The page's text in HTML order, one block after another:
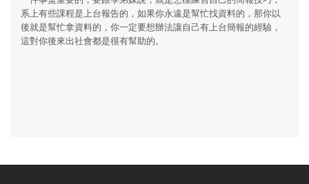
系上有些課程是上台報告的，如果你永遠是幫忙找資料的，那你以
後就是幫忙拿資料的，你一定要想辦法讓自己有上台簡報的經驗，
這對你後來出社會都是很有幫助的。